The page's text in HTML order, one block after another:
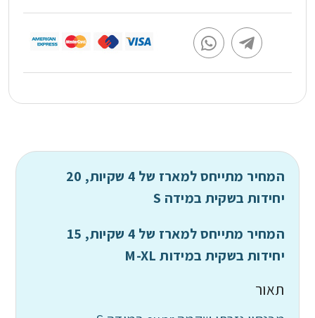
המחיר מתייחס למארז של 4 שקיות, 20
יחידות בשקית במידה S
המחיר מתייחס למארז של 4 שקיות, 15
יחידות בשקית במידות M-XL
תאור